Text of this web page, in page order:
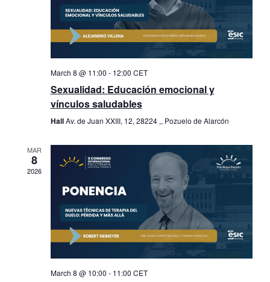
March 8 @ 11:00 - 12:00 CET
Sexualidad: Educación emocional y
vínculos saludables
HallAv. de Juan XXIII, 12, 28224 ,, Pozuelo de Alarcón
MAR
8
2026
March 8 @ 10:00 - 11:00 CET